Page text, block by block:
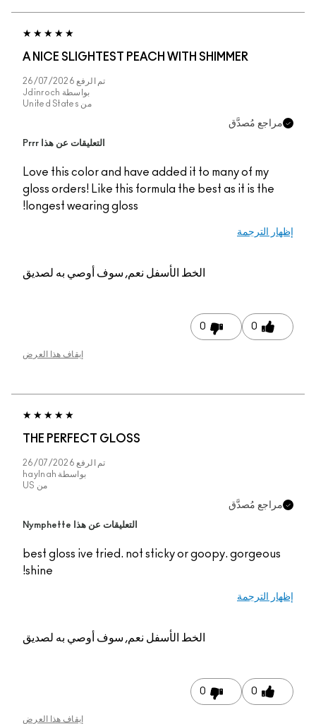
A NICE SLIGHTEST PEACH WITH SHIMMER
تم الرفع 26/07/2026
بواسطة Jdinroch
من United States
مراجع مُصدَّق
التعليقات عن هذا Prrr
Love this color and have added it to many of my
gloss orders! Like this formula the best as it is the
longest wearing gloss!
إظهار الترجمة
الخط الأسفلنعم, سوف أوصي به لصديق
0
0
إيقاف هذا العرض
THE PERFECT GLOSS
تم الرفع 26/07/2026
بواسطة haylnah
منUS
مراجع مُصدَّق
التعليقات عن هذا Nymphette
best gloss ive tried. not sticky or goopy. gorgeous
shine!
إظهار الترجمة
الخط الأسفلنعم, سوف أوصي به لصديق
0
0
إيقاف هذا العرض